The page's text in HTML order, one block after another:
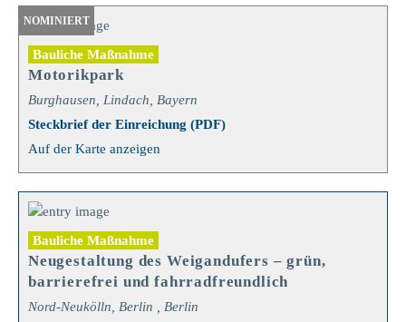
Bauliche Maßnahme
Motorikpark
Burghausen, Lindach, Bayern
Steckbrief der Einreichung (PDF)
Auf der Karte anzeigen
NOMINIERT
Bauliche Maßnahme
Neugestaltung des Weigandufers – grün,
barrierefrei und fahrradfreundlich
Nord-Neukölln, Berlin , Berlin